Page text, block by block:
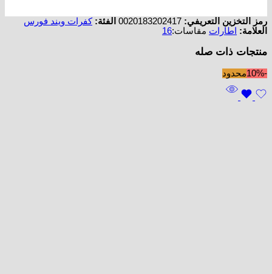
رمز التخزين التعريفي: 0020183202417 الفئة: كفرات ويند فورس
العلامة: اطارات مقاسات:16
منتجات ذات صله
-10% محدود